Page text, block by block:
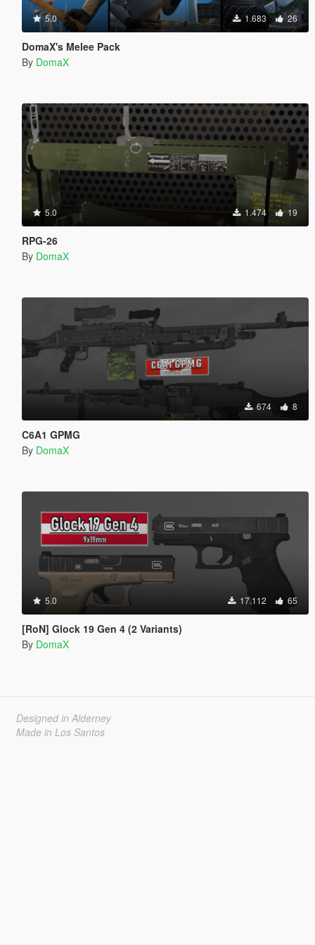
5.0 1.683 26
DomaX's Melee Pack
By DomaX
5.0 1.474 19
RPG-26
By DomaX
674 8
C6A1 GPMG
By DomaX
5.0 17.112 65
[RoN] Glock 19 Gen 4 (2 Variants)
By DomaX
Designed in Alderney
Made in Los Santos